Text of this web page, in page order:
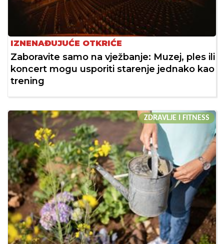
IZNENAĐUJUĆE OTKRIĆE
Zaboravite samo na vježbanje: Muzej, ples ili
koncert mogu usporiti starenje jednako kao
trening
ZDRAVLJE I FITNESS